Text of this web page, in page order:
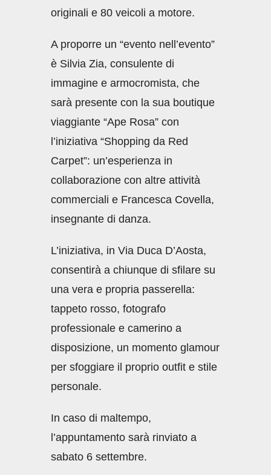
originali e 80 veicoli a motore.
A proporre un “evento nell’evento”
è Silvia Zia, consulente di
immagine e armocromista, che
sarà presente con la sua boutique
viaggiante “Ape Rosa” con
l’iniziativa “Shopping da Red
Carpet”: un’esperienza in
collaborazione con altre attività
commerciali e Francesca Covella,
insegnante di danza.
L’iniziativa, in Via Duca D’Aosta,
consentirà a chiunque di sfilare su
una vera e propria passerella:
tappeto rosso, fotografo
professionale e camerino a
disposizione, un momento glamour
per sfoggiare il proprio outfit e stile
personale.
In caso di maltempo,
l’appuntamento sarà rinviato a
sabato 6 settembre.